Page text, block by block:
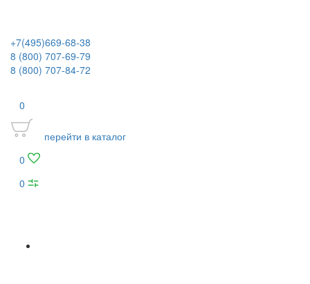
+7(495)669-68-38
8 (800) 707-69-79
8 (800) 707-84-72
0
перейти в каталог
0
0